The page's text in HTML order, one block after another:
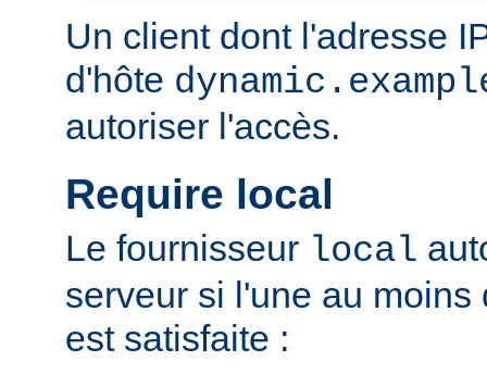
Un client dont l'adresse
d'hôte
autoriser l'accès.
Require local
Le fournisseur local
serveur si l'une au
est satisfaite :